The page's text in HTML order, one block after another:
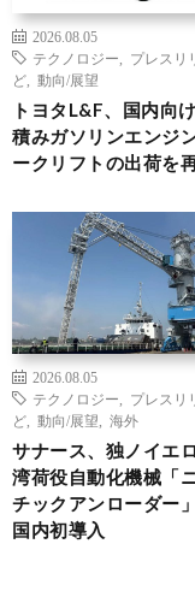
2026.08.05
テクノロジー
プレスリ
ど
動向/展望
トヨタL&F、国内向
積みガソリンエンジ
ークリフトの出荷を
2026.08.05
テクノロジー
プレスリ
ど
動向/展望 海外
サナース、独ノイエ
湾荷役自動化機械「
チックアンローダー
国内初導入